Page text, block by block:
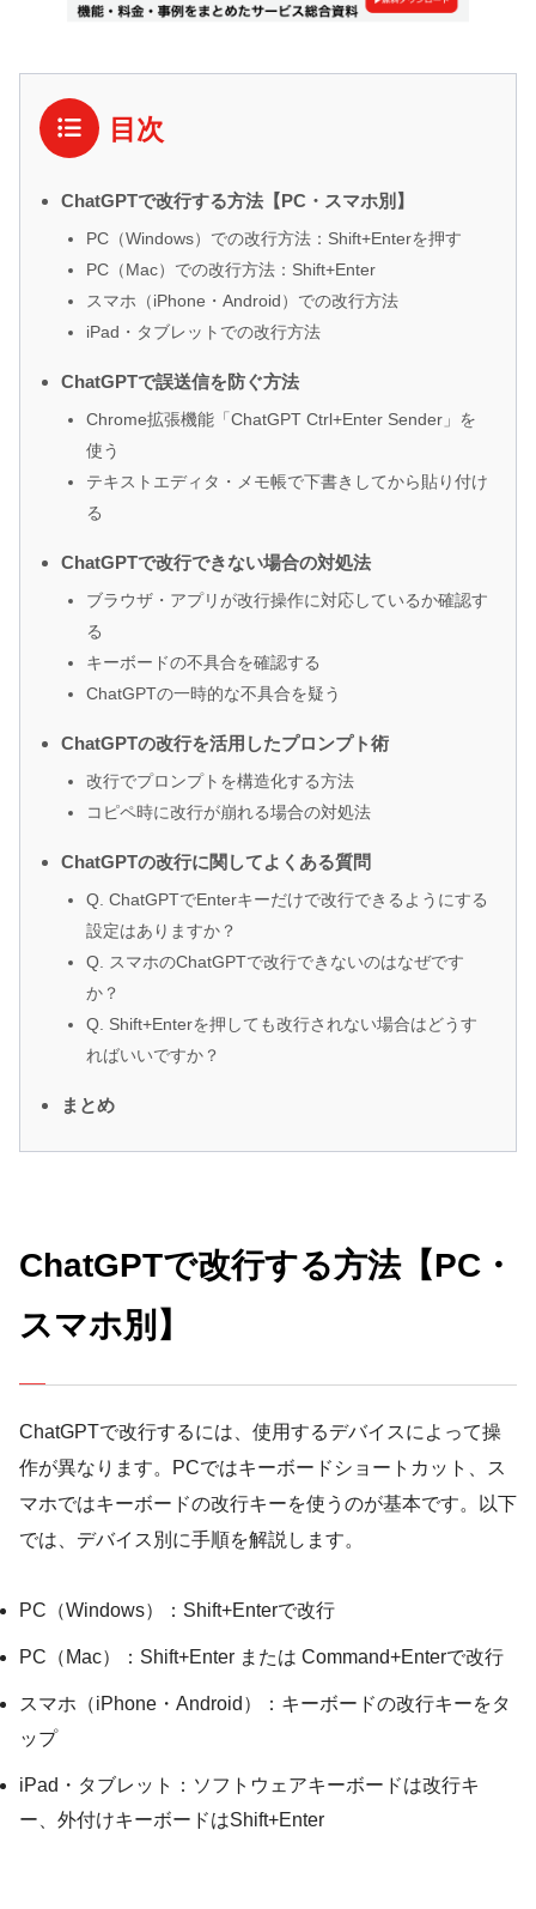
目次
ChatGPTで改行する方法【PC・スマホ別】
PC（Windows）での改行方法：Shift+Enterを押す
PC（Mac）での改行方法：Shift+Enter
スマホ（iPhone・Android）での改行方法
iPad・タブレットでの改行方法
ChatGPTで誤送信を防ぐ方法
Chrome拡張機能「ChatGPT Ctrl+Enter Sender」を
使う
テキストエディタ・メモ帳で下書きしてから貼り付け
る
ChatGPTで改行できない場合の対処法
ブラウザ・アプリが改行操作に対応しているか確認す
る
キーボードの不具合を確認する
ChatGPTの一時的な不具合を疑う
ChatGPTの改行を活用したプロンプト術
改行でプロンプトを構造化する方法
コピペ時に改行が崩れる場合の対処法
ChatGPTの改行に関してよくある質問
Q. ChatGPTでEnterキーだけで改行できるようにする
設定はありますか？
Q. スマホのChatGPTで改行できないのはなぜです
か？
Q. Shift+Enterを押しても改行されない場合はどうす
ればいいですか？
まとめ
ChatGPTで改行する方法【PC・
スマホ別】
ChatGPTで改行するには、使用するデバイスによって操
作が異なります。PCではキーボードショートカット、ス
マホではキーボードの改行キーを使うのが基本です。以下
では、デバイス別に手順を解説します。
PC（Windows）：Shift+Enterで改行
PC（Mac）：Shift+Enter または Command+Enterで改行
スマホ（iPhone・Android）：キーボードの改行キーをタ
ップ
iPad・タブレット：ソフトウェアキーボードは改行キ
ー、外付けキーボードはShift+Enter